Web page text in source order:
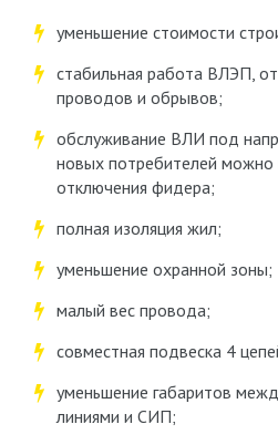
уменьшение стоимости
стабильная работа ВЛЭП,
проводов и обрывов;
обслуживание ВЛИ под
новых потребителей можно
отключения фидера;
полная изоляция жил;
уменьшение охранной зоны;
малый вес провода;
совместная подвеска 4
уменьшение габаритов
линиями и СИП;